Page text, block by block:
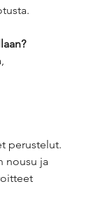
perustelut.
nousu ja